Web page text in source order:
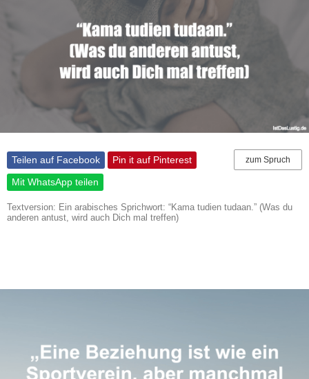
zum Spruch
Teilen auf Facebook
Pin it auf Pinterest
Mit WhatsApp teilen
Textversion: Ein arabisches Sprichwort: “Kama tudien tudaan.” (Was du
anderen antust, wird auch Dich mal treffen)